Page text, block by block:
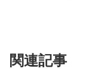
関連記事